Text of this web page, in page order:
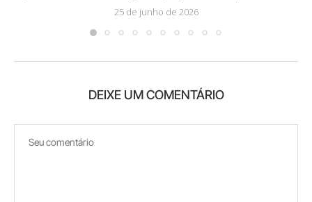
25 de junho de 2026
DEIXE UM COMENTÁRIO